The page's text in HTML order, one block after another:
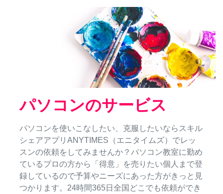
パソコンのサービス
パソコンを使いこなしたい、克服したいならスキル
シェアアプリANYTIMES（エニタイムズ）でレッ
スンの依頼をしてみませんか？パソコン教室に勤め
ているプロの方から「得意」を売りたい個人まで登
録しているので予算やニーズにあった方がきっと見
つかります。24時間365日全国どこでも依頼ができ